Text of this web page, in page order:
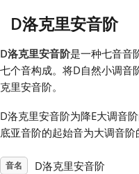
Български
Dansk
Deutsch
English
D洛克里安音阶
D洛克里安音阶是一种七音音
七个音构成。将D自然小调音
克里安音阶。
D洛克里安音阶为降E大调音
底亚音阶的起始音为大调音阶
音名 D洛克里安音阶